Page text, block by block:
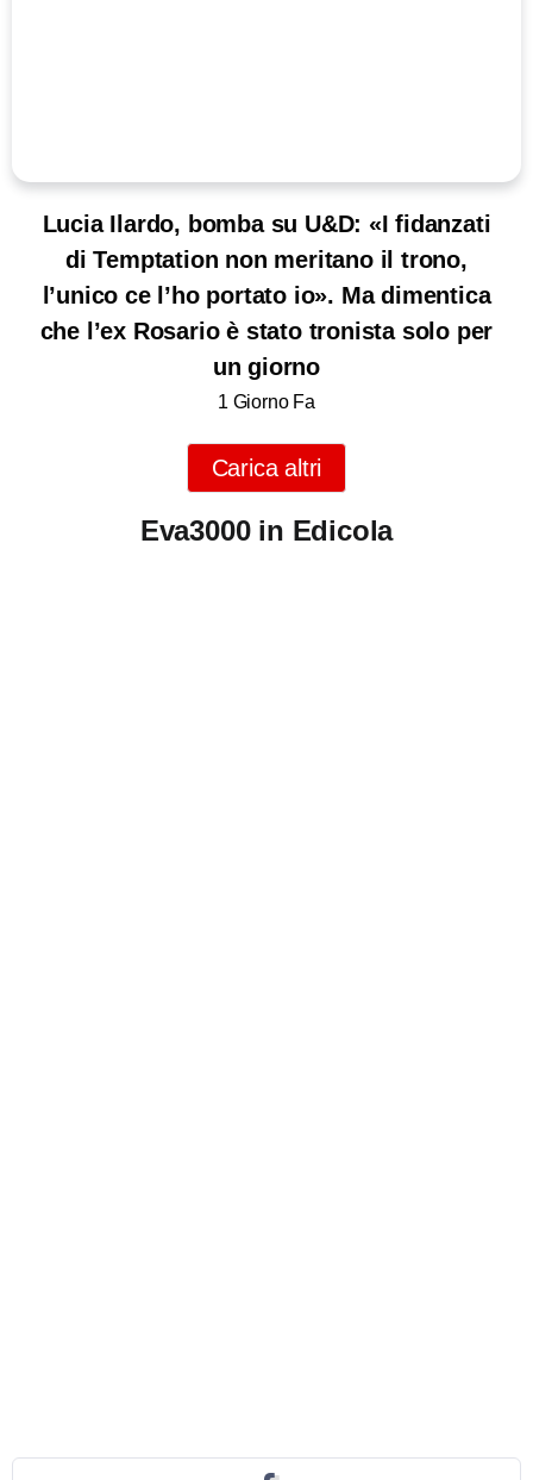
Lucia Ilardo, bomba su U&D: «I fidanzati
di Temptation non meritano il trono,
l’unico ce l’ho portato io». Ma dimentica
che l’ex Rosario è stato tronista solo per
un giorno
1 Giorno Fa
Carica altri
Eva3000 in Edicola